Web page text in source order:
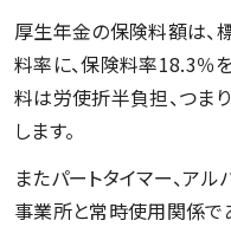
厚生年金の保険料額は
料率に、保険料率18.3％
料は労使折半負担、つま
します。
またパートタイマー、ア
事業所と常時使用関係で